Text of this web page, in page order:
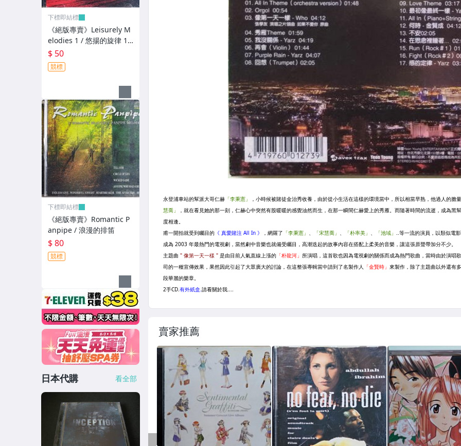
賣家推薦
下標即結標
《絕版專賣》Leisurely M
elodies 1 / 悠揚的旋律 1 :
拂曉的輕盈
$ 50
競標
下標即結標
《絕版專賣》Romantic P
anpipe / 浪漫的排笛
$ 80
競標
日本代購 看全部